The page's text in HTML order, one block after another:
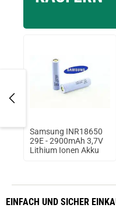
Samsung INR18650
29E - 2900mAh 3,7V
Lithium Ionen Akku
EINFACH UND SICHER